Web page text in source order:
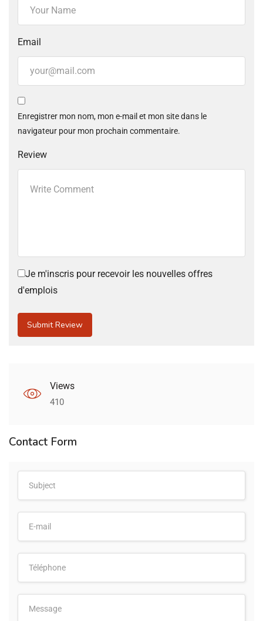
Email
Enregistrer mon nom, mon e-mail et mon site dans le
navigateur pour mon prochain commentaire.
Review
Je m'inscris pour recevoir les nouvelles offres
d'emplois
Views
410
Contact Form